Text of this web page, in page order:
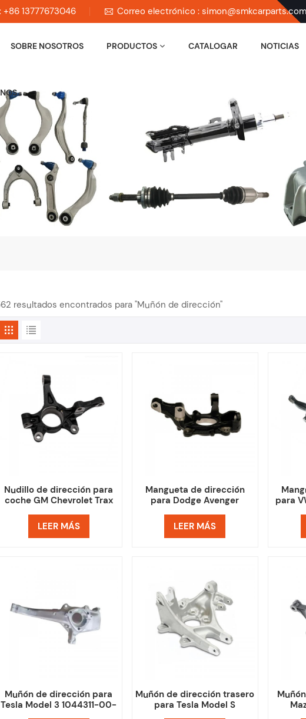
+86 13777673046 Correo electrónico : simon@smkcarparts.com
SOBRE NOSOTROS PRODUCTOS CATALOGAR NOTICIAS
resultados encontrados para "Muñón de dirección"
Nudillo de dirección para
coche GM Chevrolet Trax
LEER MÁS
Mangueta de dirección
para Dodge Avenger
LEER MÁS
para
Muñón de dirección para
Tesla Model 3 1044311-00-
Muñón de dirección trasero
para Tesla Model S